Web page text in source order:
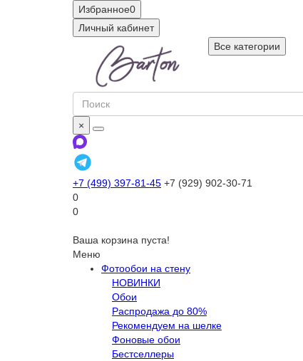
Избранное0
Личный кабинет
Все категории
×
+7 (499) 397-81-45 +7 (929) 902-30-71
0
0
Ваша корзина пуста!
Меню
Фотообои на стену
НОВИНКИ
Обои
Распродажа до 80%
Рекомендуем на шелке
Фоновые обои
Бестселлеры